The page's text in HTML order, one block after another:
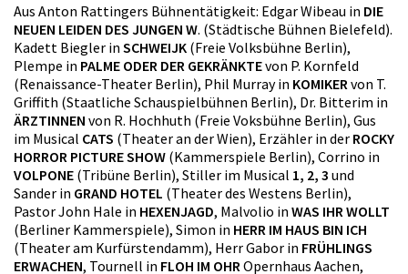
Aus Anton Rattingers Bühnentätigkeit: Edgar Wibeau in DIE
NEUEN LEIDEN DES JUNGEN W. (Städtische Bühnen Bielefeld).
Kadett Biegler in SCHWEIJK (Freie Volksbühne Berlin),
Plempe in PALME ODER DER GEKRÄNKTEvon P. Kornfeld
(Renaissance-Theater Berlin), Phil Murray in KOMIKER von T.
Griffith (Staatliche Schauspielbühnen Berlin), Dr. Bitterim in
ÄRZTINNEN von R. Hochhuth (Freie Voksbühne Berlin), Gus
im Musical CATS (Theater an der Wien), Erzähler in der ROCKY
HORROR PICTURE SHOW (Kammerspiele Berlin), Corrino in
VOLPONE (Tribüne Berlin), Stiller im Musical 1, 2, 3 und
Sander in GRAND HOTEL (Theater des Westens Berlin),
Pastor John Hale in HEXENJAGD, Malvolio in WAS IHR WOLLT
(Berliner Kammerspiele), Simon in HERR IM HAUS BIN ICH
(Theater am Kurfürstendamm), Herr Gabor in FRÜHLINGS
ERWACHEN, Tournell in FLOH IM OHR Opernhaus Aachen,